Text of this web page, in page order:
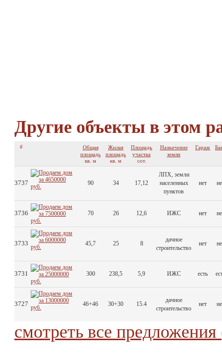
Другие объекты в этом
#
Общая
площадь
кв. м
Жилая
площадь
кв. м
Площадь
участка
сот.
Назначение
земли
Гараж
3737 90 34 17,12
ЛПХ, земли
населенных
пунктов
нет
3736 70 26 12,6 ИЖС нет
3733 45,7 25 8
дачное
строительство
нет
3731 300 238,5 5,9 ИЖС есть
3727 46+46 30+30 15.4
дачное
строительство
нет
смотреть все